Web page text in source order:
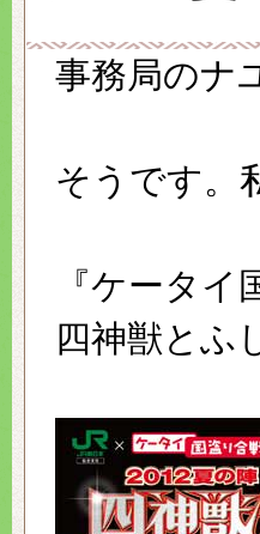
事務局のナ
そうです。
『ケータ
四神獣とふ